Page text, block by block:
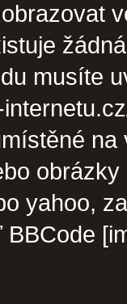
musíte
yahoo,